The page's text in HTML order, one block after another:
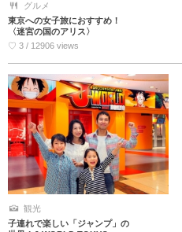
グルメ
東京への女子旅におすすめ！
〈迷宮の国のアリス〉
♡ 3 / 12906 views
観光
子連れで楽しい「ジャンプ」の